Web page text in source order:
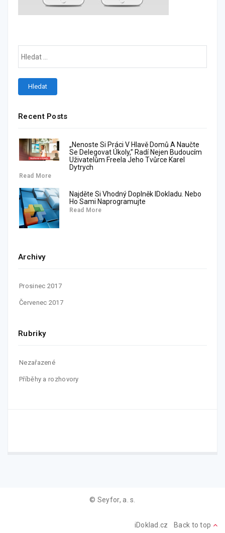
Recent Posts
„Nenoste Si Práci V Hlavě Domů A Naučte
Se Delegovat Úkoly,” Radí Nejen Budoucím
Uživatelům Freela Jeho Tvůrce Karel
Dytrych
Read More
Najděte Si Vhodný Doplněk IDokladu. Nebo
Ho Sami Naprogramujte
Read More
Archivy
Prosinec 2017
Červenec 2017
Rubriky
Nezařazené
Příběhy a rozhovory
© Seyfor, a. s.
iDoklad.cz Back to top